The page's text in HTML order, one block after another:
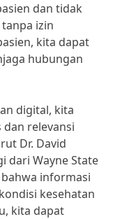
dan tidak
izin
kita dapat
hubungan
digital, kita
relevansi
Dr. David
dari Wayne State
informasi
kesehatan
kita dapat